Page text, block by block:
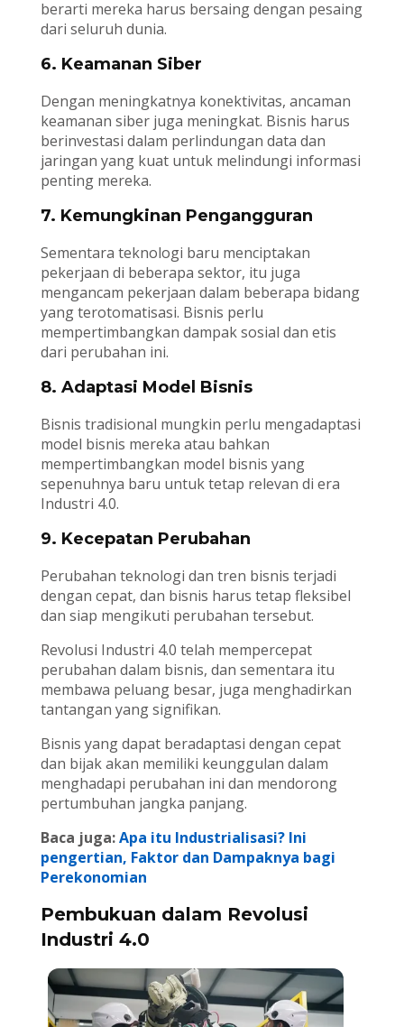
berarti mereka harus bersaing dengan pesaing
dari seluruh dunia.
6. Keamanan Siber
Dengan meningkatnya konektivitas, ancaman
keamanan siber juga meningkat. Bisnis harus
berinvestasi dalam perlindungan data dan
jaringan yang kuat untuk melindungi informasi
penting mereka.
7. Kemungkinan Pengangguran
Sementara teknologi baru menciptakan
pekerjaan di beberapa sektor, itu juga
mengancam pekerjaan dalam beberapa bidang
yang terotomatisasi. Bisnis perlu
mempertimbangkan dampak sosial dan etis
dari perubahan ini.
8. Adaptasi Model Bisnis
Bisnis tradisional mungkin perlu mengadaptasi
model bisnis mereka atau bahkan
mempertimbangkan model bisnis yang
sepenuhnya baru untuk tetap relevan di era
Industri 4.0.
9. Kecepatan Perubahan
Perubahan teknologi dan tren bisnis terjadi
dengan cepat, dan bisnis harus tetap fleksibel
dan siap mengikuti perubahan tersebut.
Revolusi Industri 4.0 telah mempercepat
perubahan dalam bisnis, dan sementara itu
membawa peluang besar, juga menghadirkan
tantangan yang signifikan.
Bisnis yang dapat beradaptasi dengan cepat
dan bijak akan memiliki keunggulan dalam
menghadapi perubahan ini dan mendorong
pertumbuhan jangka panjang.
Baca juga:Apa itu Industrialisasi? Ini
pengertian, Faktor dan Dampaknya bagi
Perekonomian
Pembukuan dalam Revolusi
Industri 4.0